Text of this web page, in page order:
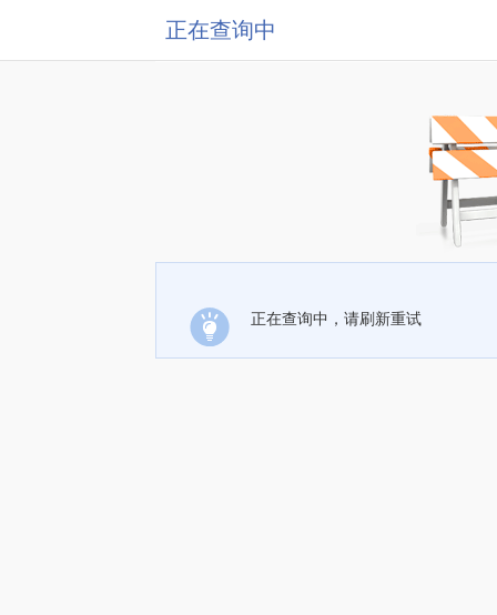
正在查询中
正在查询中，请刷新重试